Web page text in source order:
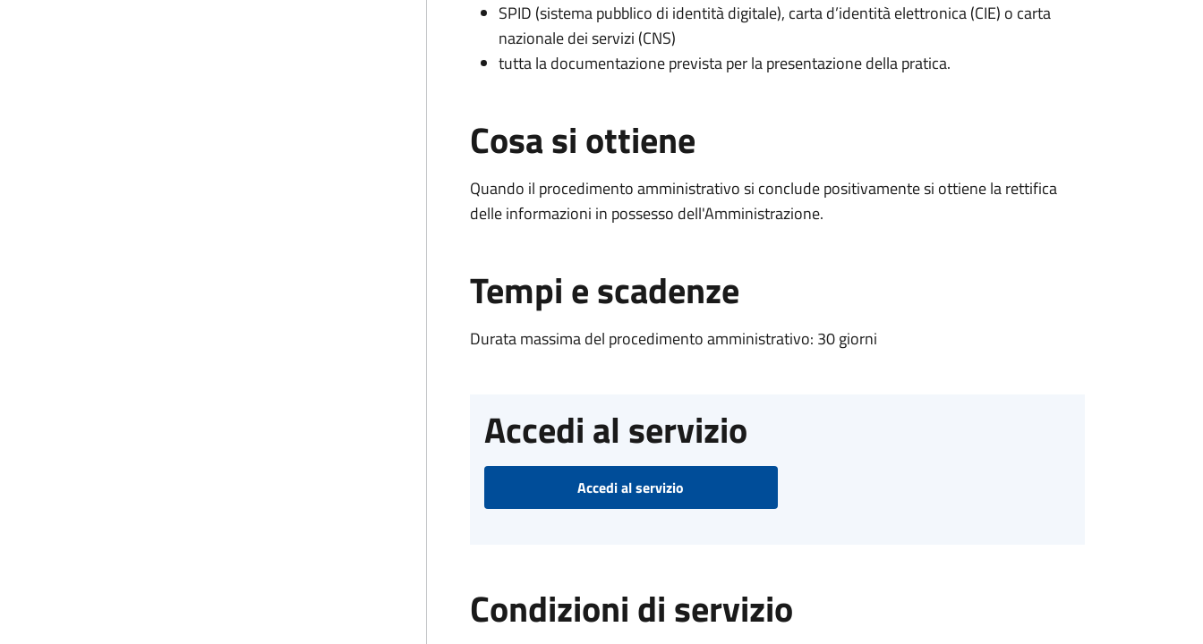
SPID (sistema pubblico di identità digitale), carta d’identità elettronica (CIE) o carta
nazionale dei servizi (CNS)
tutta la documentazione prevista per la presentazione della pratica.
Cosa si ottiene
Quando il procedimento amministrativo si conclude positivamente si ottiene la rettifica
delle informazioni in possesso dell'Amministrazione.
Tempi e scadenze
Durata massima del procedimento amministrativo: 30 giorni
Accedi al servizio
Accedi al servizio
Condizioni di servizio